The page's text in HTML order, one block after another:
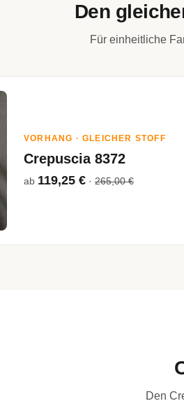
Den
Für einheitliche
VORHANG · GLEICHER STOFF
Crepuscia 8372
ab 119,25 € · 265,00 €
Den